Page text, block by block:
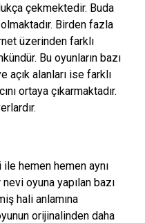
çekmektedir. Buda
Birden fazla
üzerinden farklı
Bu oyunların bazı
açık alanları ise farklı
ortaya çıkarmaktadır.
hemen hemen aynı
oyuna yapılan bazı
hali anlamına
orijinalinden daha